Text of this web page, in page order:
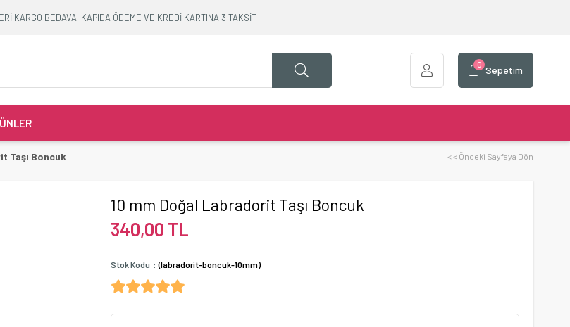
KARGO BEDAVA! KAPIDA ÖDEME VE KREDİ KARTINA 3 TAKSİT
Sepetim
0
Taşı Boncuk < < Önceki Sayfaya Dön
10 mm Doğal Labradorit Taşı Boncuk
340,00 TL
Stok Kodu (labradorit-boncuk-10mm)